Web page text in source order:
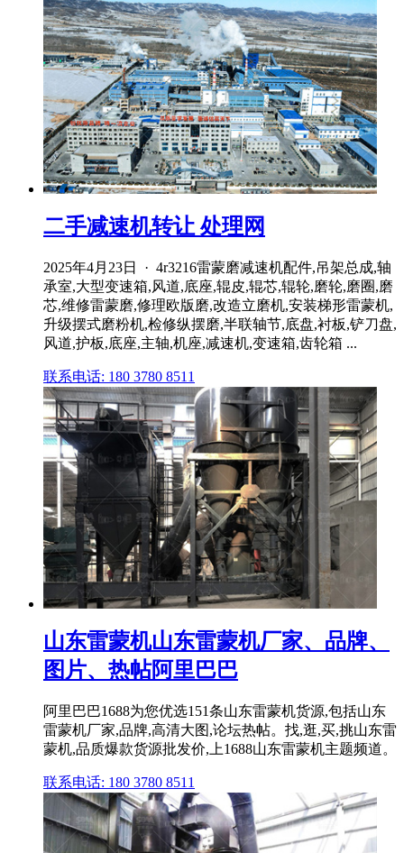
二手减速机转让 处理网
2025年4月23日 · 4r3216雷蒙磨减速机配件,吊架总成,轴
承室,大型变速箱,风道,底座,辊皮,辊芯,辊轮,磨轮,磨圈,磨
芯,维修雷蒙磨,修理欧版磨,改造立磨机,安装梯形雷蒙机,
升级摆式磨粉机,检修纵摆磨,半联轴节,底盘,衬板,铲刀盘,
风道,护板,底座,主轴,机座,减速机,变速箱,齿轮箱 ...
联系电话: 180 3780 8511
山东雷蒙机山东雷蒙机厂家、品牌、
图片、热帖阿里巴巴
阿里巴巴1688为您优选151条山东雷蒙机货源,包括山东
雷蒙机厂家,品牌,高清大图,论坛热帖。找,逛,买,挑山东雷
蒙机,品质爆款货源批发价,上1688山东雷蒙机主题频道。
联系电话: 180 3780 8511